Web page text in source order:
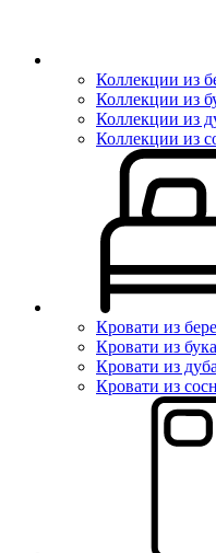
Коллекции из
Коллекции из
Коллекции из
Коллекции из
Кровати из
Кровати из бука
Кровати из дуба
Кровати из